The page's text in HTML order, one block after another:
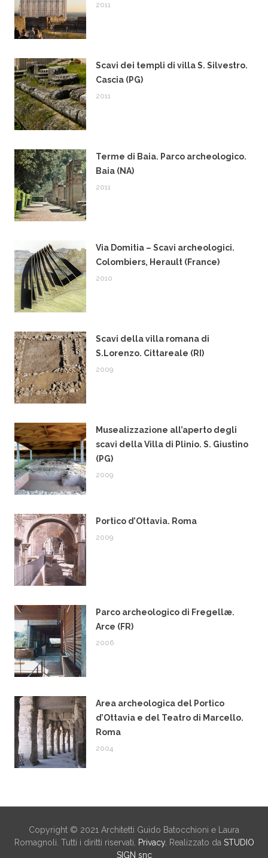
2011
Scavi dei templi di villa S. Silvestro.
Cascia (PG)
2011
Terme di Baia. Parco archeologico.
Baia (NA)
2011
Via Domitia – Scavi archeologici.
Colombiers, Herault (France)
2010
Scavi della villa romana di
S.Lorenzo. Cittareale (RI)
2009
Musealizzazione all’aperto degli
scavi della Villa di Plinio. S. Giustino
(PG)
2009
Portico d’Ottavia. Roma
2009
Parco archeologico di Fregellæ.
Arce (FR)
2006
Area archeologica del Portico
d’Ottavia e del Teatro di Marcello.
Roma
2004
Copyright © 2021 Architetti Guido Batocchioni e Laura
Romagnoli. Tutti i diritti riservati. Privacy. Realizzato da STUDIO
SIGN snc